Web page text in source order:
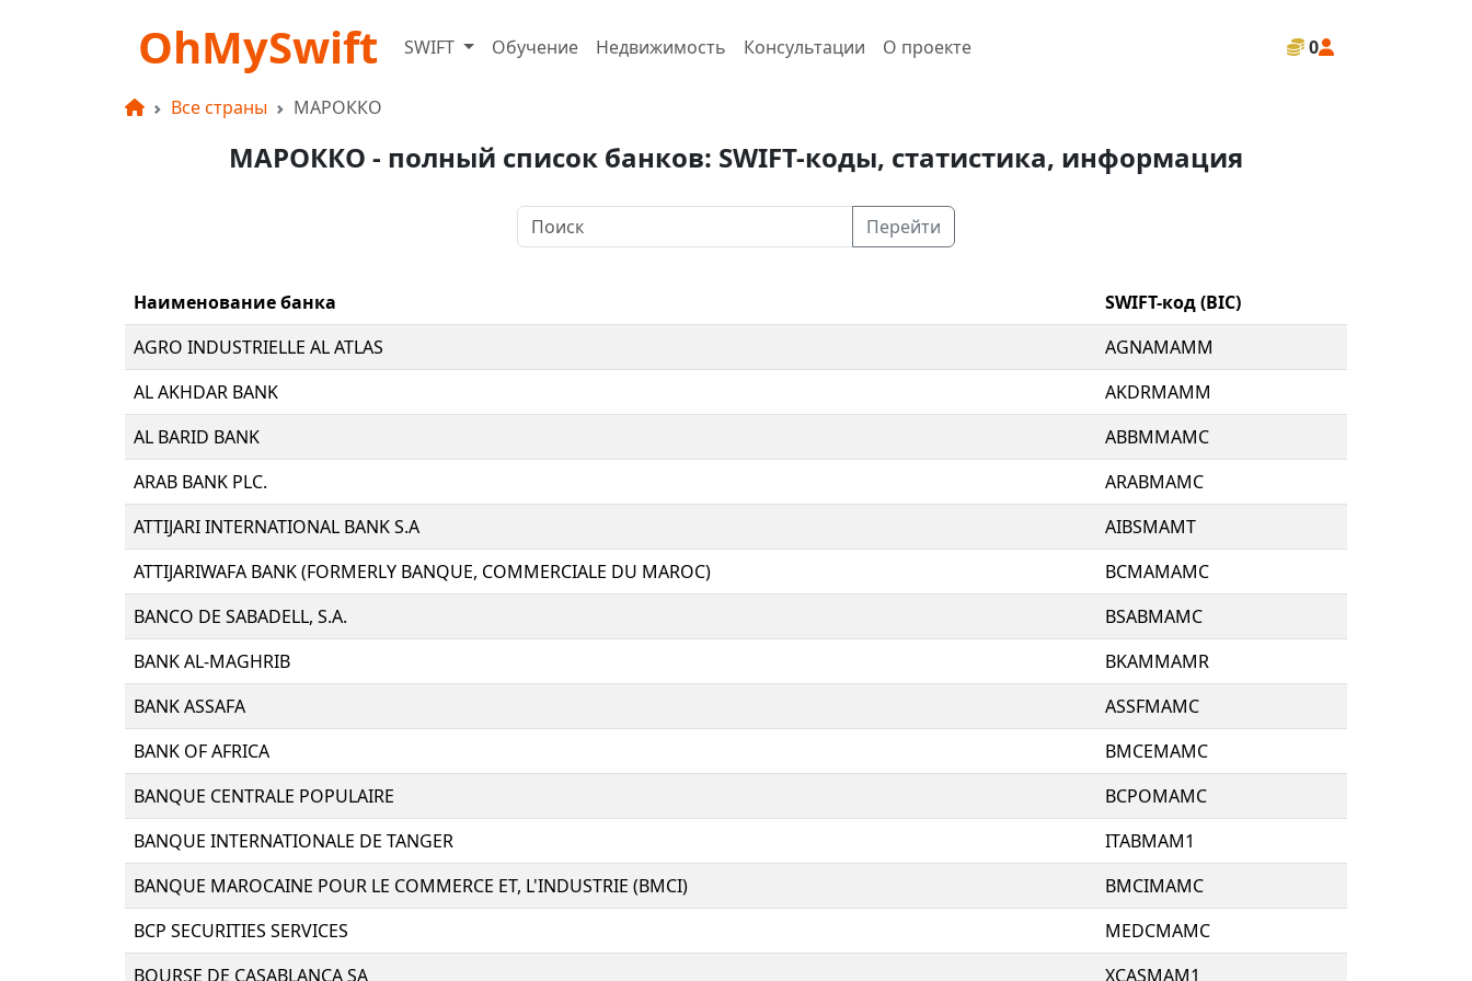
OhMySwift SWIFT Обучение Недвижимость Консультации О проекте 0
Все страны МАРОККО
МАРОККО - полный список банков: SWIFT-коды, статистика, информация
Перейти
Наименование банка
SWIFT-код (BIC)
AGRO INDUSTRIELLE AL ATLAS
AGNAMAMM
AL AKHDAR BANK
AKDRMAMM
AL BARID BANK
ABBMMAMC
ARAB BANK PLC.
ARABMAMC
ATTIJARI INTERNATIONAL BANK S.A
AIBSMAMT
ATTIJARIWAFA BANK (FORMERLY BANQUE, COMMERCIALE DU MAROC)
BCMAMAMC
BANCO DE SABADELL, S.A.
BSABMAMC
BANK AL-MAGHRIB
BKAMMAMR
BANK ASSAFA
ASSFMAMC
BANK OF AFRICA
BMCEMAMC
BANQUE CENTRALE POPULAIRE
BCPOMAMC
BANQUE INTERNATIONALE DE TANGER
ITABMAM1
BANQUE MAROCAINE POUR LE COMMERCE ET, L'INDUSTRIE (BMCI)
BMCIMAMC
BCP SECURITIES SERVICES
MEDCMAMC
BOURSE DE CASABLANCA SA
XCASMAM1